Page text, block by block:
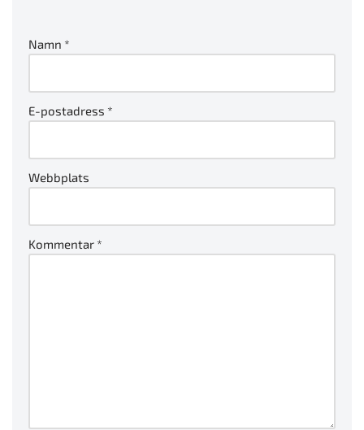
Namn *
E-postadress *
Webbplats
Kommentar *